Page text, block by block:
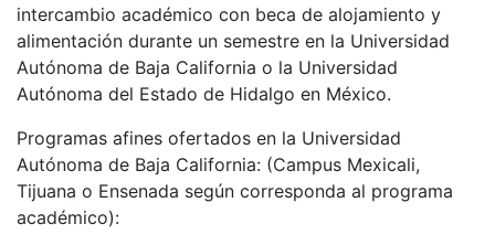
intercambio académico con beca de alojamiento y
alimentación durante un semestre en la Universidad
Autónoma de Baja California o la Universidad
Autónoma del Estado de Hidalgo en México.
Programas afines ofertados en la Universidad
Autónoma de Baja California: (Campus Mexicali,
Tijuana o Ensenada según corresponda al programa
académico):